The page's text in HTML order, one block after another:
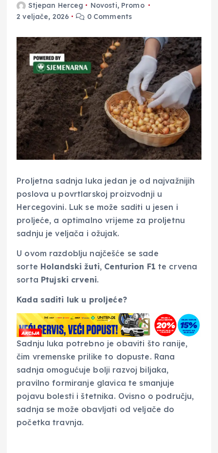
Stjepan Herceg Novosti, Promo
2 veljače, 2026
0 Comments
Proljetna sadnja luka jedan je od najvažnijih
poslova u povrtlarskoj proizvodnji u
Hercegovini. Luk se može saditi u jesen i
proljeće, a optimalno vrijeme za proljetnu
sadnju je veljača i ožujak.
U ovom razdoblju najčešće se sade
sorte Holandski žuti, Centurion F1 te crvena
sorta Ptujski crveni.
Kada saditi luk u proljeće?
Sadnju luka potrebno je obaviti što ranije,
čim vremenske prilike to dopuste. Rana
sadnja omogućuje bolji razvoj biljaka,
pravilno formiranje glavica te smanjuje
pojavu bolesti i štetnika. Ovisno o području,
sadnja se može obavljati od veljače do
početka travnja.